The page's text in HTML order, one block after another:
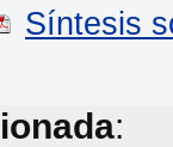
Síntesis
: